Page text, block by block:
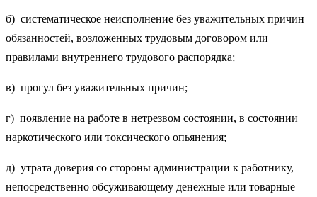
б) систематическое неисполнение без уважительных причин
обязанностей, возложенных трудовым договором или
правилами внутреннего трудового распорядка;
в) прогул без уважительных причин;
г) появление на работе в нетрезвом состоянии, в состоянии
наркотического или токсического опьянения;
д) утрата доверия со стороны администрации к работнику,
непосредственно обсуживающему денежные или товарные